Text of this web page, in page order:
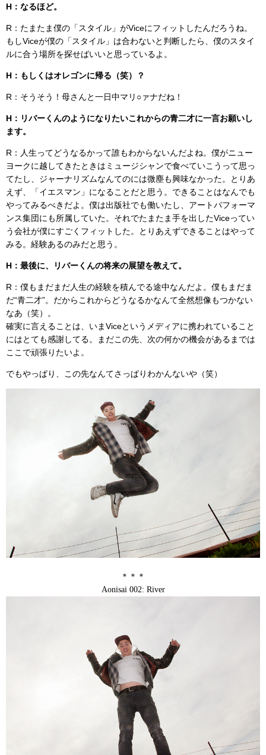
H：なるほど。
R：たまたま僕の「スタイル」がViceにフィットしたんだろうね。
もしViceが僕の「スタイル」は合わないと判断したら、僕のスタイ
ルに合う場所を探せばいいと思っているよ。
H：もしくはオレゴンに帰る（笑）？
R：そうそう！母さんと一日中マリ○ァナだね！
H：リバーくんのようになりたいこれからの青二才に一言お願いし
ます。
R：人生ってどうなるかって誰もわからないんだよね。僕がニュー
ヨークに越してきたときはミュージシャンで食べていこうって思っ
てたし、ジャーナリズムなんてのには微塵も興味なかった。とりあ
えず、「イエスマン」になることだと思う。できることはなんでも
やってみるべきだよ。僕は出版社でも働いたし、アートパフォーマ
ンス集団にも所属していた。それでたまたま手を出したViceってい
う会社が僕にすごくフィットした。とりあえずできることはやって
みる。経験あるのみだと思う。
H：最後に、リバーくんの将来の展望を教えて。
R：僕もまだまだ人生の経験を積んでる途中なんだよ。僕もまだま
だ“青二才”。だからこれからどうなるかなんて全然想像もつかない
なあ（笑）。
確実に言えることは、いまViceというメディアに携われていること
にはとても感謝してる。まだこの先、次の何かの機会があるまでは
ここで頑張りたいよ。
でもやっぱり、この先なんてさっぱりわかんないや（笑）
＊＊＊
Aonisai 002: River